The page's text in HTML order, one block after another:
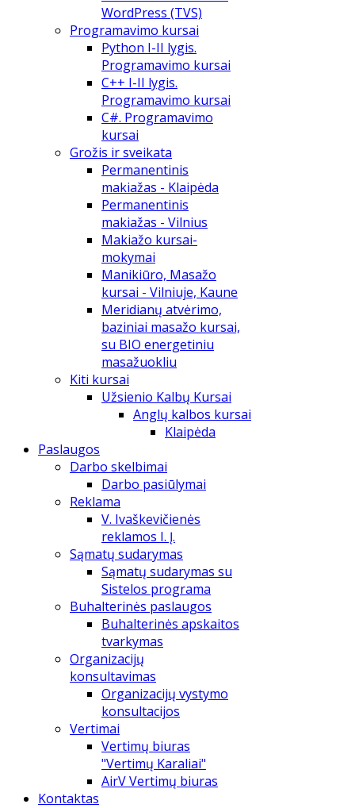
WordPress (TVS)
Programavimo kursai
Python I-II lygis.
Programavimo kursai
C++ I-II lygis.
Programavimo kursai
C#. Programavimo
kursai
Grožis ir sveikata
Permanentinis
makiažas - Klaipėda
Permanentinis
makiažas - Vilnius
Makiažo kursai-
mokymai
Manikiūro, Masažo
kursai - Vilniuje, Kaune
Meridianų atvėrimo,
baziniai masažo kursai,
su BIO energetiniu
masažuokliu
Kiti kursai
Užsienio Kalbų Kursai
Anglų kalbos kursai
Klaipėda
Paslaugos
Darbo skelbimai
Darbo pasiūlymai
Reklama
V. Ivaškevičienės
reklamos I. Į.
Sąmatų sudarymas
Sąmatų sudarymas su
Sistelos programa
Buhalterinės paslaugos
Buhalterinės apskaitos
tvarkymas
Organizacijų
konsultavimas
Organizacijų vystymo
konsultacijos
Vertimai
Vertimų biuras
"Vertimų Karaliai"
AirV Vertimų biuras
Kontaktas